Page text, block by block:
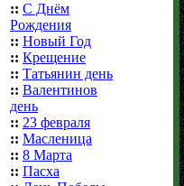
:: С Днём
Рождения
:: Новый Год
:: Крещение
:: Татьянин день
:: Валентинов
день
:: 23 февраля
:: Масленица
:: 8 Марта
:: Пасха